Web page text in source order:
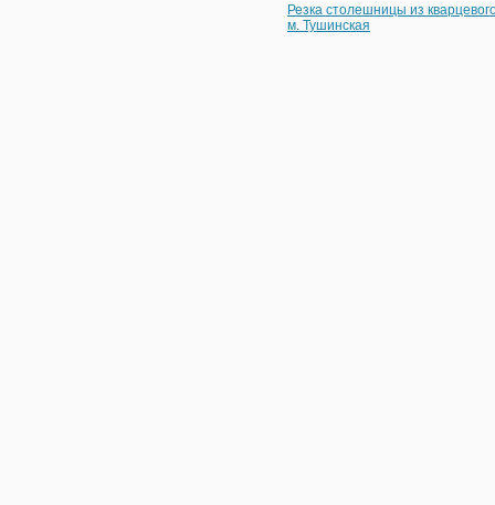
Резка столешницы из
м. Тушинская